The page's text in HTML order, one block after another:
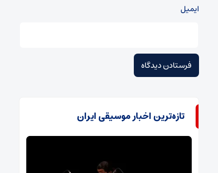
ایمیل
تازه‌ترین اخبار موسیقی ایران